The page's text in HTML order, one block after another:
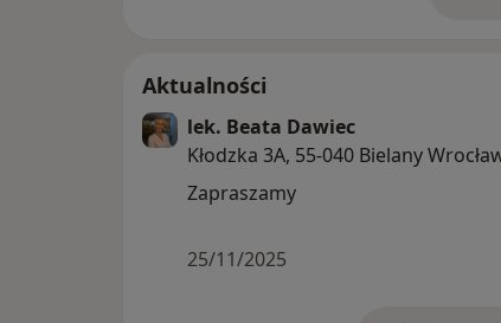
Aktualności
lek. Beata Dawiec
Kłodzka 3A, 55-040 Bielany
Zapraszamy
25/11/2025